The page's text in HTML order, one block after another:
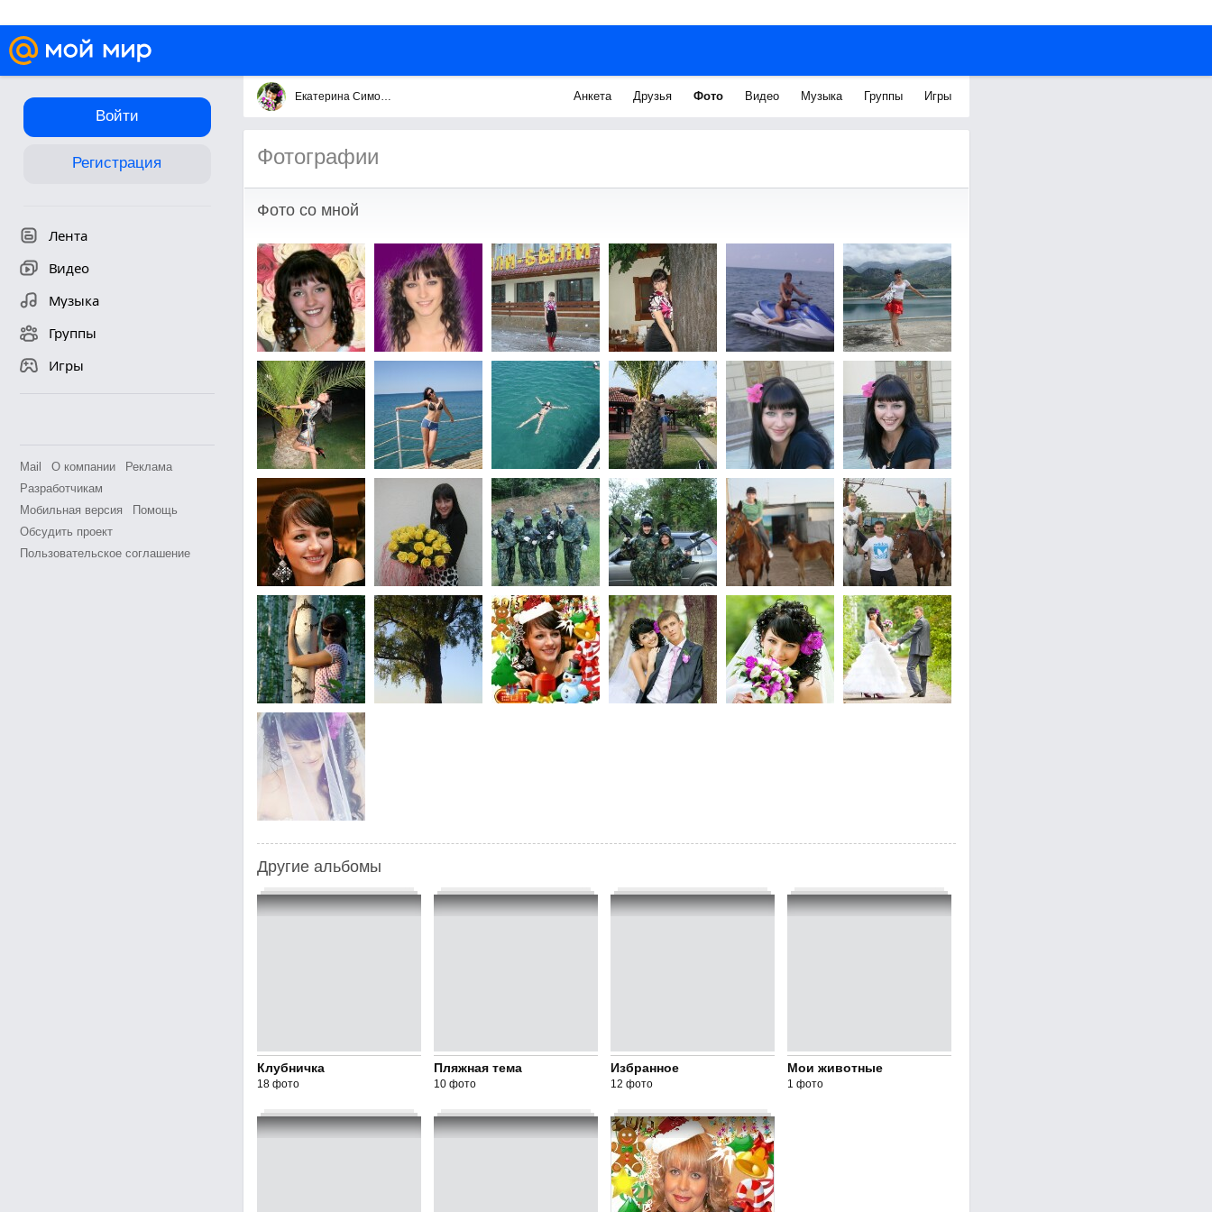
Войти
Регистрация
Лента
Видео
Музыка
Группы
Игры
Mail О компании
Реклама
Разработчикам
Мобильная версия
Помощь
Обсудить проект
Пользовательское соглашение
Екатерина Симонова Анкета Друзья Фото Видео Музыка Группы Игры
Фотографии
Фото со мной
Другие альбомы
Клубничка
18 фото
Пляжная тема
10 фото
Избранное
12 фото
Мои животные
1 фото